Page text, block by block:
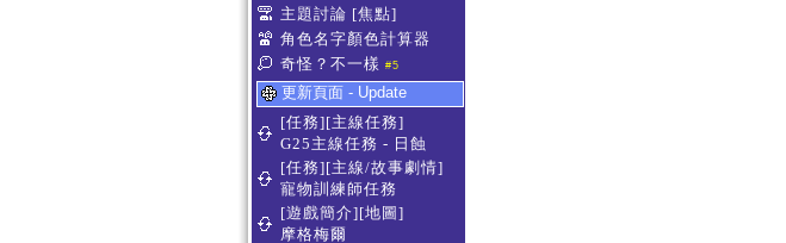
主題討論 [焦點]
角色名字顏色計算器
奇怪？不一樣 #5
更新頁面 - Update
[任務][主線任務]
G25主線任務 - 日蝕
[任務][主線/故事劇情]
寵物訓練師任務
[遊戲簡介][地圖]
摩格梅爾